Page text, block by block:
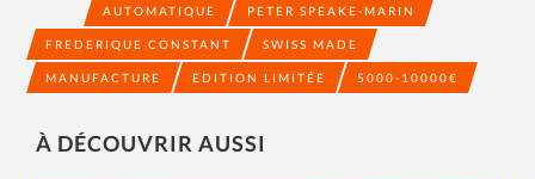
AUTOMATIQUE PETER SPEAKE-MARIN
FREDERIQUE CONSTANT SWISS MADE
MANUFACTURE EDITION LIMITÉE 5000-10000€
À DÉCOUVRIR AUSSI